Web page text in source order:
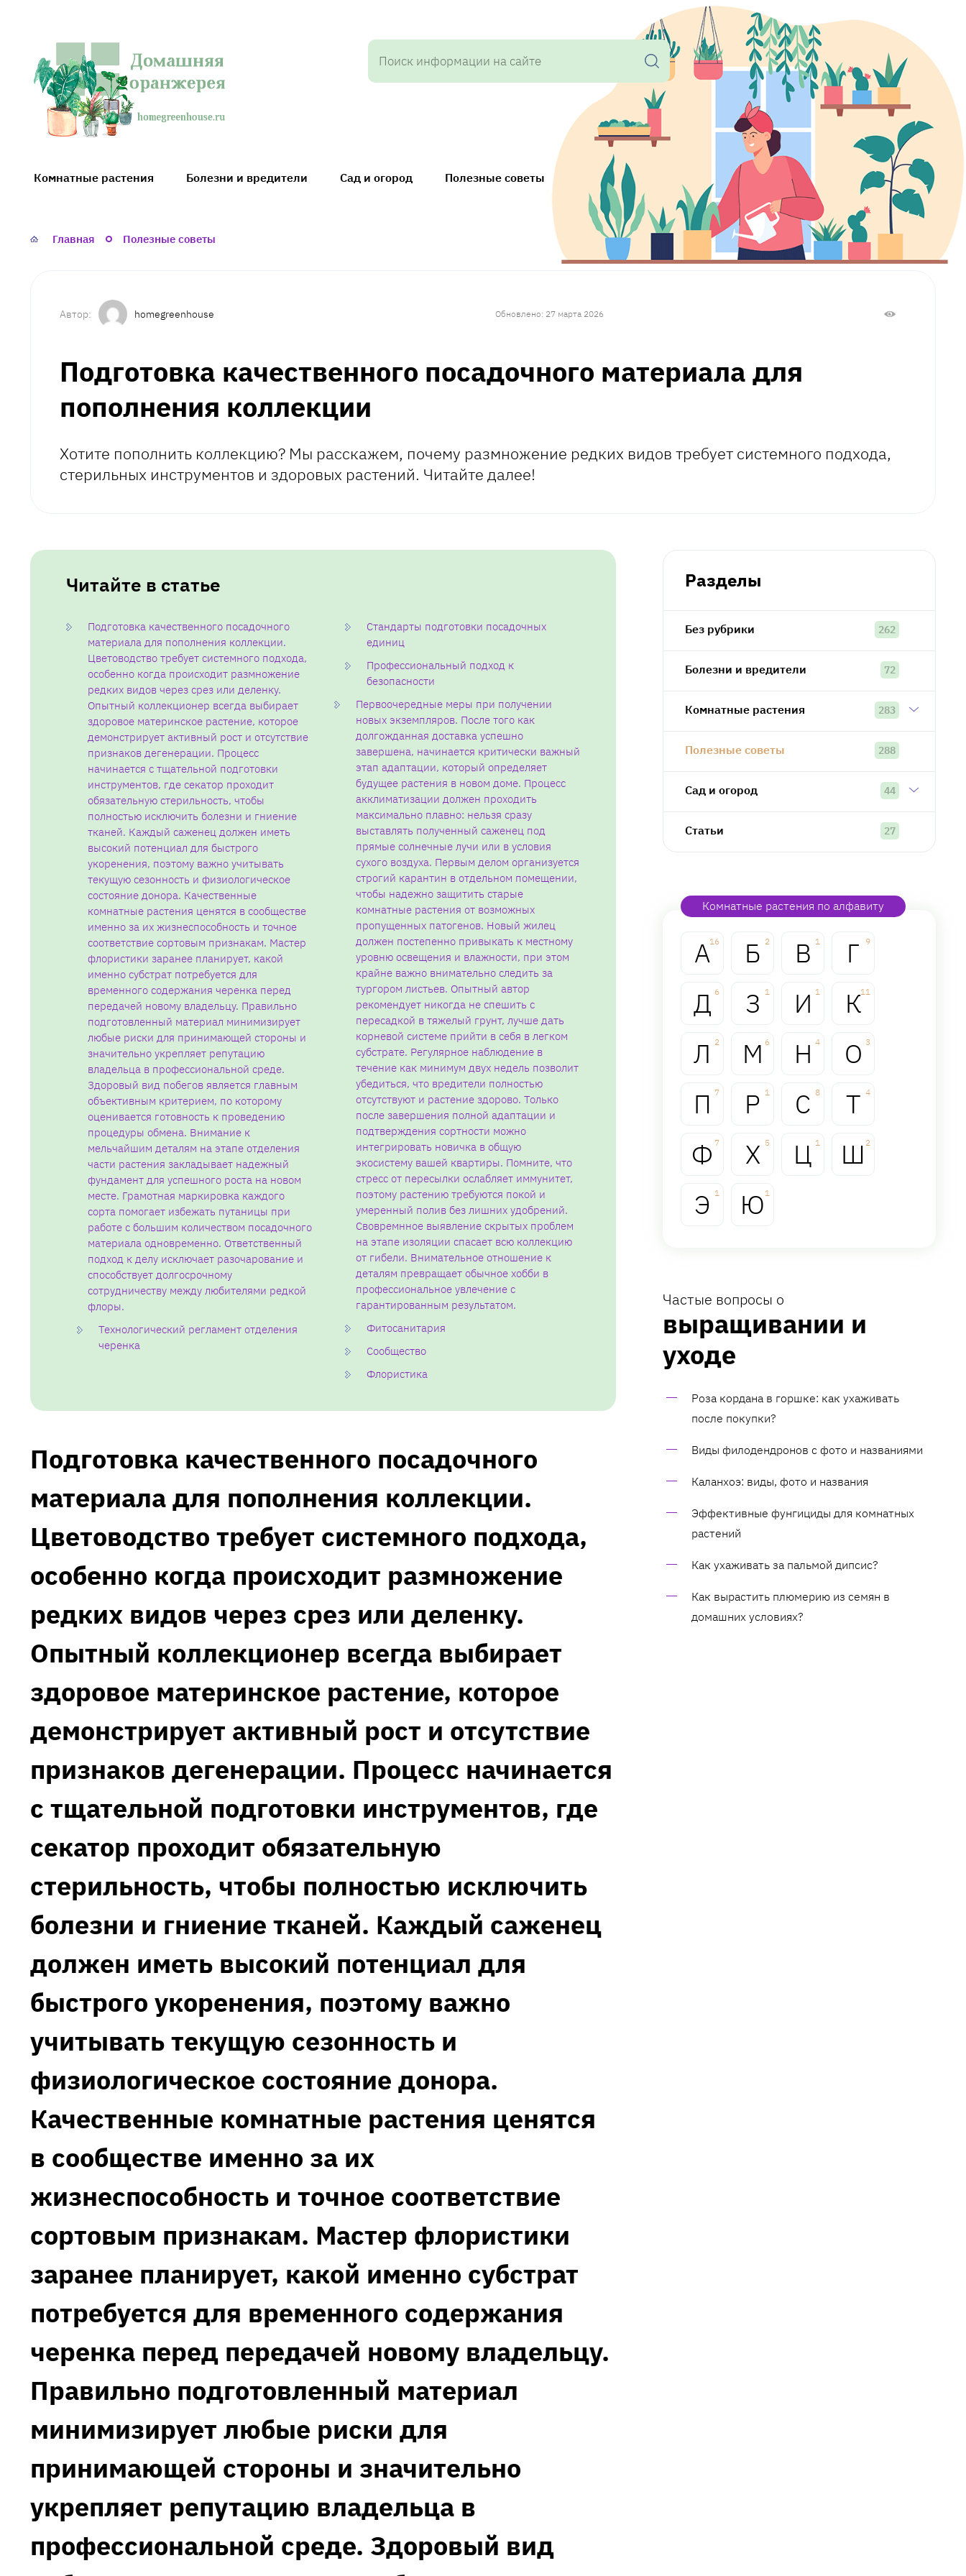
Домашняя
оранжерея
Комнатные растения Болезни и вредители Сад и огород Полезные советы
Главная Полезные советы
homegreenhouse Обновлено: 27 марта 2026
Подготовка качественного посадочного материала для
пополнения коллекции
Хотите пополнить коллекцию? Мы расскажем, почему размножение редких видов требует системного подхода,
стерильных инструментов и здоровых растений. Читайте далее!
Читайте в статье
Подготовка качественного посадочного
материала для пополнения коллекции.
Цветоводство требует системного подхода‚
особенно когда происходит размножение
редких видов через срез или деленку.
Опытный коллекционер всегда выбирает
здоровое материнское растение‚ которое
демонстрирует активный рост и отсутствие
признаков дегенерации. Процесс
начинается с тщательной подготовки
инструментов‚ где секатор проходит
обязательную стерильность‚ чтобы
полностью исключить болезни и гниение
тканей. Каждый саженец должен иметь
высокий потенциал для быстрого
укоренения‚ поэтому важно учитывать
текущую сезонность и физиологическое
состояние донора. Качественные
комнатные растения ценятся в сообществе
именно за их жизнеспособность и точное
соответствие сортовым признакам. Мастер
флористики заранее планирует‚ какой
именно субстрат потребуется для
временного содержания черенка перед
передачей новому владельцу. Правильно
подготовленный материал минимизирует
любые риски для принимающей стороны и
значительно укрепляет репутацию
владельца в профессиональной среде.
Здоровый вид побегов является главным
объективным критерием‚ по которому
оценивается готовность к проведению
процедуры обмена. Внимание к
мельчайшим деталям на этапе отделения
части растения закладывает надежный
фундамент для успешного роста на новом
месте. Грамотная маркировка каждого
сорта помогает избежать путаницы при
работе с большим количеством посадочного
материала одновременно. Ответственный
подход к делу исключает разочарование и
способствует долгосрочному
сотрудничеству между любителями редкой
флоры.
Технологический регламент отделения
черенка
Стандарты подготовки посадочных
единиц
Профессиональный подход к
безопасности
Первоочередные меры при получении
новых экземпляров. После того как
долгожданная доставка успешно
завершена‚ начинается критически важный
этап адаптации‚ который определяет
будущее растения в новом доме. Процесс
акклиматизации должен проходить
максимально плавно: нельзя сразу
выставлять полученный саженец под
прямые солнечные лучи или в условия
сухого воздуха. Первым делом организуется
строгий карантин в отдельном помещении‚
чтобы надежно защитить старые
комнатные растения от возможных
пропущенных патогенов. Новый жилец
должен постепенно привыкать к местному
уровню освещения и влажности‚ при этом
крайне важно внимательно следить за
тургором листьев. Опытный автор
рекомендует никогда не спешить с
пересадкой в тяжелый грунт‚ лучше дать
корневой системе прийти в себя в легком
субстрате. Регулярное наблюдение в
течение как минимум двух недель позволит
убедиться‚ что вредители полностью
отсутствуют и растение здорово. Только
после завершения полной адаптации и
подтверждения сортности можно
интегрировать новичка в общую
экосистему вашей квартиры. Помните‚ что
стресс от пересылки ослабляет иммунитет‚
поэтому растению требуются покой и
умеренный полив без лишних удобрений.
Свовремнное выявление скрытых проблем
на этапе изоляции спасает всю коллекцию
от гибели. Внимательное отношение к
деталям превращает обычное хобби в
профессиональное увлечение с
гарантированным результатом.
Фитосанитария
Сообщество
Флористика
Подготовка качественного посадочного
материала для пополнения коллекции.
Цветоводство требует системного подхода‚
особенно когда происходит размножение
редких видов через срез или деленку.
Опытный коллекционер всегда выбирает
здоровое материнское растение‚ которое
демонстрирует активный рост и отсутствие
признаков дегенерации. Процесс начинается
с тщательной подготовки инструментов‚ где
секатор проходит обязательную
стерильность‚ чтобы полностью исключить
болезни и гниение тканей. Каждый саженец
должен иметь высокий потенциал для
быстрого укоренения‚ поэтому важно
учитывать текущую сезонность и
физиологическое состояние донора.
Качественные комнатные растения ценятся
в сообществе именно за их
жизнеспособность и точное соответствие
сортовым признакам. Мастер флористики
заранее планирует‚ какой именно субстрат
потребуется для временного содержания
черенка перед передачей новому владельцу.
Правильно подготовленный материал
минимизирует любые риски для
принимающей стороны и значительно
укрепляет репутацию владельца в
профессиональной среде. Здоровый вид
Разделы
Без рубрики 262
Болезни и вредители 72
Комнатные растения 283
Полезные советы 288
Сад и огород 44
Статьи 27
Комнатные растения по алфавиту
А16 Б 2 В 1 Г 9
Д 6 З 1 И 1 К11
Л 2 М 6 Н 4 О 3
П 7 Р 1 С 8 Т 4
Ф 7 Х 5 Ц 1 Ш 2
Э 1 Ю 1
Частые вопросы о
выращивании и
уходе
Роза кордана в горшке: как ухаживать
после покупки?
Виды филодендронов с фото и названиями
Каланхоэ: виды, фото и названия
Эффективные фунгициды для комнатных
растений
Как ухаживать за пальмой дипсис?
Как вырастить плюмерию из семян в
домашних условиях?